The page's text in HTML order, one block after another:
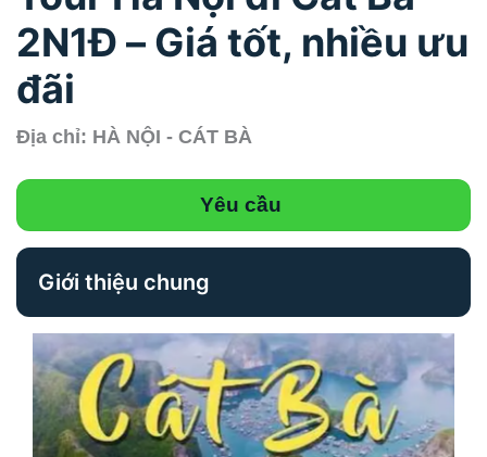
2N1Đ – Giá tốt, nhiều ưu
đãi
Địa chỉ: HÀ NỘI - CÁT BÀ
Yêu cầu
Giới thiệu chung